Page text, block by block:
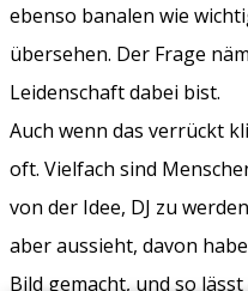
ebenso banalen wie
übersehen. Der Frage
Leidenschaft dabei bist.
Auch wenn das verrückt
oft. Vielfach sind
von der Idee, DJ zu
aber aussieht, davon
Bild gemacht, und so